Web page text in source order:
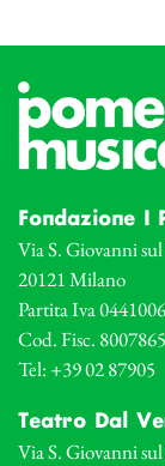
Fondazione I
Via S. Giovanni
20121 Milano
Partita Iva
Cod. Fisc.
Tel: +39 02 87905
Teatro Dal
Via S. Giovanni